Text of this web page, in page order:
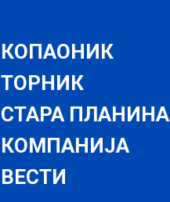
КОПАОНИК
ТОРНИК
СТАРА ПЛАНИНА
КОМПАНИЈА
ВЕСТИ